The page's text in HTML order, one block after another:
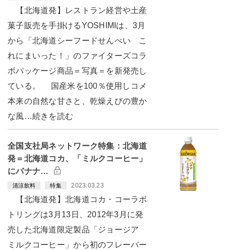
【北海道発】レストラン経営や土産
菓子販売を手掛けるYOSHIMIは、3月
から「北海道シーフードせんべい こ
れにまいった！」のファイターズコラ
ボパッケージ商品＝写真＝を新発売し
ている。 国産米を100％使用しコメ
本来の自然な甘さと、乾燥えびの豊か
な風…続きを読む
全国支社局ネットワーク特集：北海道
発＝北海道コカ、「ミルクコーヒー」
にバナナ…
清涼飲料 特集 2023.03.23
【北海道発】北海道コカ・コーラボ
トリングは3月13日、2012年3月に発
売した北海道限定製品「ジョージア
ミルクコーヒー」から初のフレーバー